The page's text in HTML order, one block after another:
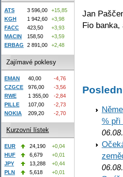
Jan
Fio banka,
% při
ATS 3 596,00
+15,85
KGH
1 942,60
+3,98
FACC
423,50
+3,93
MACIN
158,50
+3,59
ERBAG
2 891,00 +2,48
Zajímavé poklesy
EMAN 40,00
-4,76
CZGCE
976,00
-3,56
RWE
1 355,00
-2,84
PILLE
107,00
-2,73
NOKIA
209,20 -2,70
Kurzovní lístek
EUR 24,190
+0,04
HUF
6,679
+0,01
JPY
13,288
+0,44
PLN
5,618
+0,01